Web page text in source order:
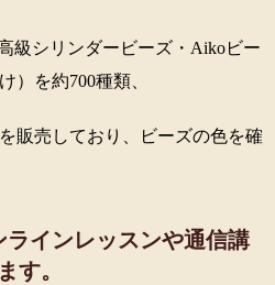
級シリンダービーズ・Aikoビー
）を約700種類、
販売しており、ビーズの色を確
ラインレッスンや通信講
す。